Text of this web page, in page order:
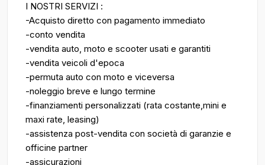
I NOSTRI SERVIZI :
-Acquisto diretto con pagamento immediato
-conto vendita
-vendita auto, moto e scooter usati e garantiti
-vendita veicoli d'epoca
-permuta auto con moto e viceversa
-noleggio breve e lungo termine
-finanziamenti personalizzati (rata costante,mini e
maxi rate, leasing)
-assistenza post-vendita con società di garanzie e
officine partner
-assicurazioni